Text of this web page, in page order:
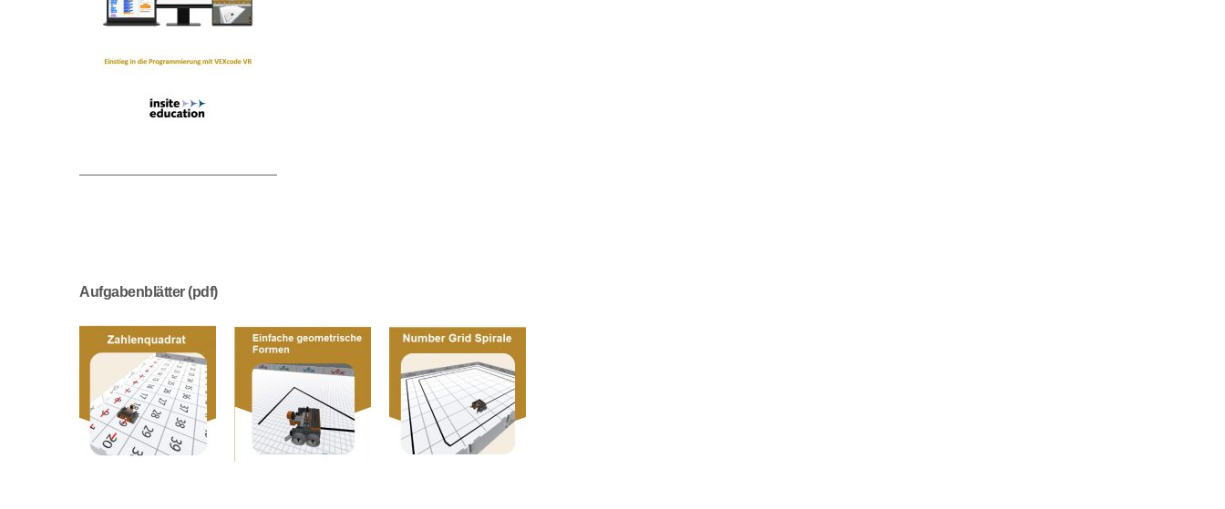
Aufgabenblätter (pdf)